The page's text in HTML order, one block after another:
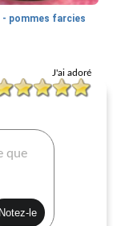
- pommes farcies
J'ai adoré